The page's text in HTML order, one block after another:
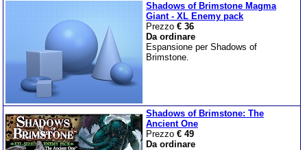
Shadows of Brimstone Magma
Giant - XL Enemy pack
Prezzo € 36
Da ordinare
Espansione per Shadows of
Brimstone.
Shadows of Brimstone: The
Ancient One
Prezzo € 49
Da ordinare